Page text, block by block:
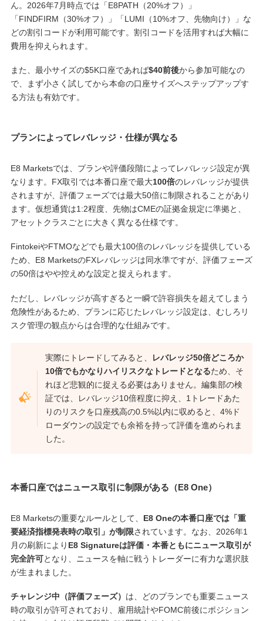
ん。2026年7月時点では「E8PATH（20%オフ）」
「FINDFIRM（30%オフ）」「LUMI（10%オフ、先物向け）」な
どの割引コードが利用可能です。割引コードを活用すれば大幅に
費用を抑えられます。
また、最小サイズの$5K口座であれば$40前後から参加可能なの
で、まず小さく試してから本命の口座サイズへステップアップす
る方法も有効です。
プランによってレバレッジ・仕様が異なる
E8 Marketsでは、プランや評価段階によってレバレッジ設定が異
なります。FX取引では本番口座で最大100倍のレバレッジが提供
されますが、評価フェーズでは最大50倍に制限されることがあり
ます。仮想通貨は1:2程度、先物はCMEの証拠金規定に準拠と、
アセットクラスごとに大きく異なる仕様です。
FintokeiやFTMOなどでも最大100倍のレバレッジを提供している
ため、E8 MarketsのFXレバレッジは同水準ですが、評価フェーズ
の50倍はやや控えめな設定と捉えられます。
ただし、レバレッジが高すぎると一瞬で許容損失を超えてしまう
危険性があるため、プランに応じたレバレッジ設定は、むしろリ
スク管理の観点からは合理的な仕組みです。
実際にトレードしてみると、 レバレッジ50倍どころか
10倍でもかなりハイリスクなトレードとなるため、そ
れほど悲観的に捉える必要はありません。編集部の検
証では、レバレッジ10倍程度に抑え、1トレードあた
りのリスクを口座残高の0.5%以内に収めると、4%ド
ローダウンの設定でも余裕を持って評価を進められま
した。
本番口座ではニュース取引に制限がある（E8 One）
E8 Marketsの重要なルールとして、 E8 Oneの本番口座では「重
要経済指標発表時の取引」が制限されています。なお、2026年1
月の刷新により E8 Signatureは評価・本番ともにニュース取引が
完全許可となり、ニュースを軸に戦うトレーダーに有力な選択肢
が生まれました。
チャレンジ中（評価フェーズ） は、どのプランでも重要ニュース
時の取引が許可されており、雇用統計やFOMC前後にポジション